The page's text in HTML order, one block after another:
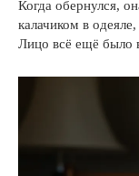
Когда обернулся,
калачиком в
Лицо всё ещё было